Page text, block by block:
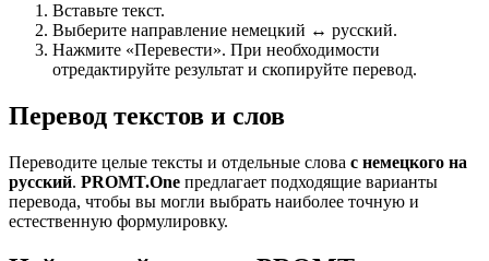
Вставьте текст.
Выберите направление немецкий ↔ русский.
Нажмите «Перевести». При необходимости
отредактируйте результат и скопируйте перевод.
Перевод текстов и слов
Переводите целые тексты и отдельные слова с немецкого на
русский. PROMT.One предлагает подходящие варианты
перевода, чтобы вы могли выбрать наиболее точную и
естественную формулировку.